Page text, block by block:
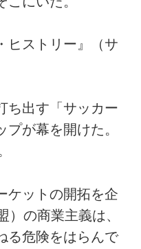
ヒストリー』（サ
ち出す「サッカー
が幕を開けた。
ケットの開拓を企
）の商業主義は、
る危険をはらんで